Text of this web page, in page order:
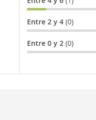
Entre 2 y 4 (0)
Entre 0 y 2 (0)